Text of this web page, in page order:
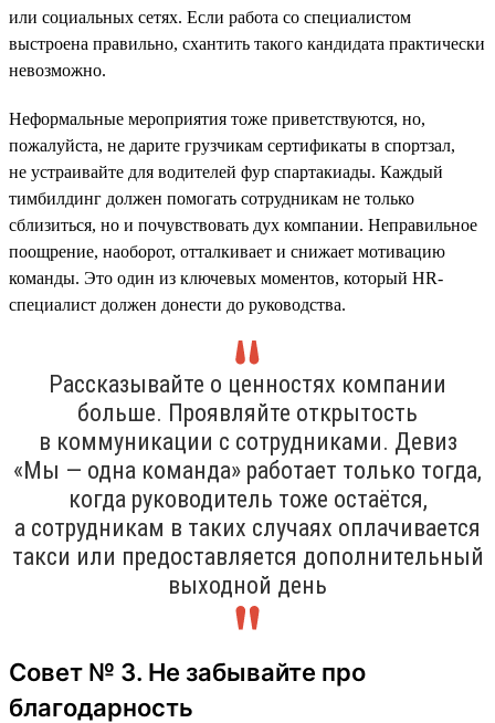
или социальных сетях. Если работа со специалистом
выстроена правильно, схантить такого кандидата практически
невозможно.
Неформальные мероприятия тоже приветствуются, но,
пожалуйста, не дарите грузчикам сертификаты в спортзал,
не устраивайте для водителей фур спартакиады. Каждый
тимбилдинг должен помогать сотрудникам не только
сблизиться, но и почувствовать дух компании. Неправильное
поощрение, наоборот, отталкивает и снижает мотивацию
команды. Это один из ключевых моментов, который HR-
специалист должен донести до руководства.
Рассказывайте о ценностях компании
больше. Проявляйте открытость
в коммуникации с сотрудниками. Девиз
«Мы — одна команда» работает только тогда,
когда руководитель тоже остаётся,
а сотрудникам в таких случаях оплачивается
такси или предоставляется дополнительный
выходной день
Совет № 3. Не забывайте про
благодарность